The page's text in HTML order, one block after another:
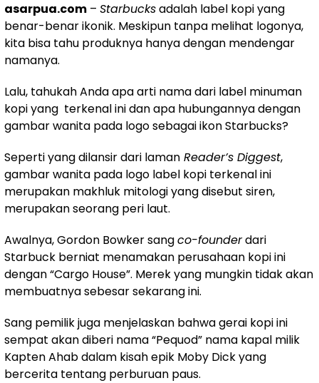
asarpua.com – Starbucksadalah label kopi yang
benar-benar ikonik. Meskipun tanpa melihat logonya,
kita bisa tahu produknya hanya dengan mendengar
namanya.
Lalu, tahukah Anda apa arti nama dari label minuman
kopi yang terkenal ini dan apa hubungannya dengan
gambar wanita pada logo sebagai ikon Starbucks?
Seperti yang dilansir dari laman Reader’s Diggest,
gambar wanita pada logo label kopi terkenal ini
merupakan makhluk mitologi yang disebut siren,
merupakan seorang peri laut.
Awalnya, Gordon Bowker sangco-founderdari
Starbuck berniat menamakan perusahaan kopi ini
dengan “Cargo House”. Merek yang mungkin tidak akan
membuatnya sebesar sekarang ini.
Sang pemilik juga menjelaskan bahwa gerai kopi ini
sempat akan diberi nama “Pequod” nama kapal milik
Kapten Ahab dalam kisah epik Moby Dick yang
bercerita tentang perburuan paus.